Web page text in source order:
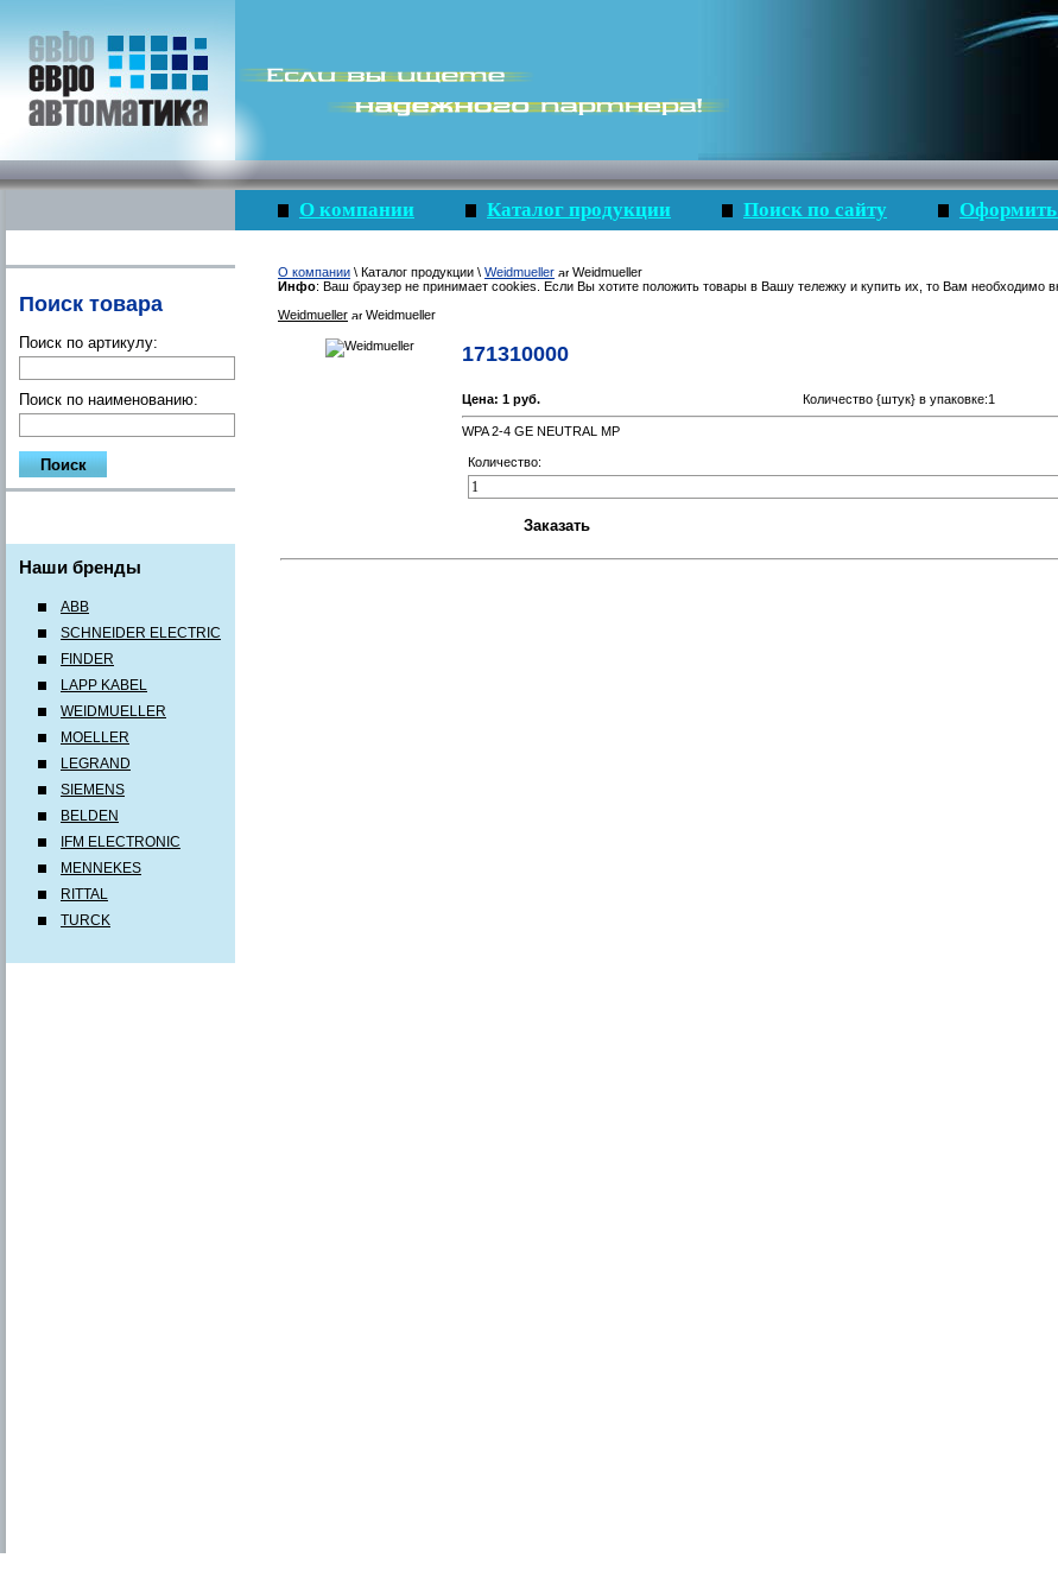
Поиск товара
Поиск по артикулу:
Поиск по наименованию:
Наши бренды
ABB
SCHNEIDER ELECTRIC
FINDER
LAPP KABEL
WEIDMUELLER
MOELLER
LEGRAND
SIEMENS
BELDEN
IFM ELECTRONIC
MENNEKES
RITTAL
TURCK
О компании Каталог продукции Поиск по сайту Оформить
О компании \ Каталог продукции \ Weidmueller
Weidmueller
Инфо: Ваш браузер не принимает cookies. Если Вы хотите положить товары в Вашу тележку и купить их, то Вам необходимо
Weidmueller
Weidmueller
171310000
Цена: 1 руб. Количество {штук} в упаковке:1
WPA 2-4 GE NEUTRAL MP
Количество: